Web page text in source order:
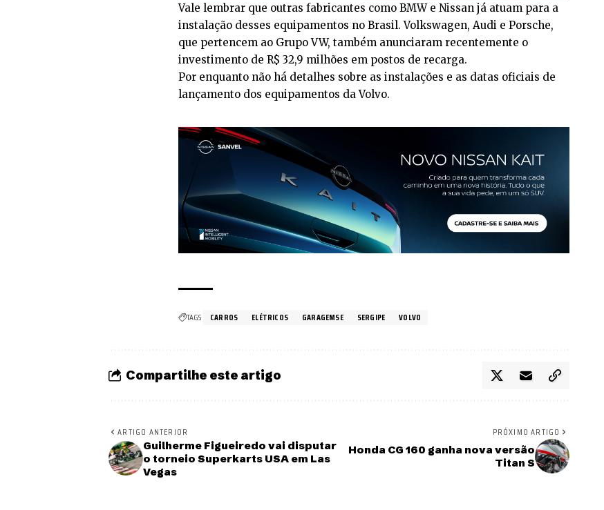
Vale lembrar que outras fabricantes como BMW e Nissan já atuam para a
instalação desses equipamentos no Brasil. Volkswagen, Audi e Porsche,
que pertencem ao Grupo VW, também anunciaram recentemente o
investimento de R$ 32,9 milhões em postos de recarga.
Por enquanto não há detalhes sobre as instalações e as datas oficiais de
lançamento dos equipamentos da Volvo.
TAGS CARROS ELÉTRICOS GARAGEMSE SERGIPE VOLVO
Compartilhe este artigo
ARTIGO ANTERIOR
Guilherme Figueiredo vai disputar
o torneio Superkarts USA em Las
Vegas
PRÓXIMO ARTIGO
Honda CG 160 ganha nova versão
Titan S